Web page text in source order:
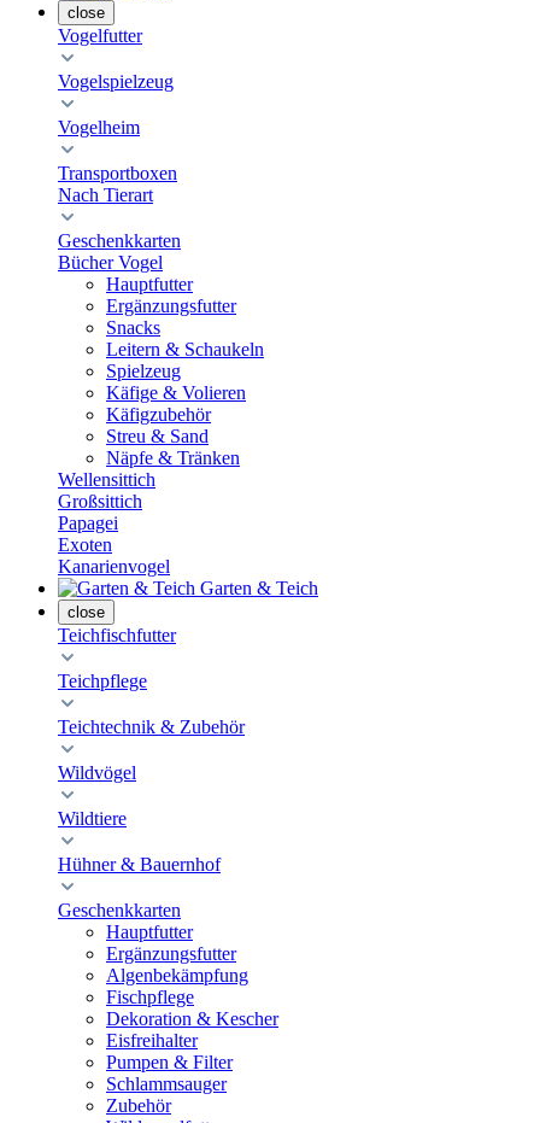
close
Vogelfutter
Vogelspielzeug
Vogelheim
Transportboxen
Nach Tierart
Geschenkkarten
Bücher Vogel
Hauptfutter
Ergänzungsfutter
Snacks
Leitern & Schaukeln
Spielzeug
Käfige & Volieren
Käfigzubehör
Streu & Sand
Näpfe & Tränken
Wellensittich
Großsittich
Papagei
Exoten
Kanarienvogel
Garten & Teich
close
Teichfischfutter
Teichpflege
Teichtechnik & Zubehör
Wildvögel
Wildtiere
Hühner & Bauernhof
Geschenkkarten
Hauptfutter
Ergänzungsfutter
Algenbekämpfung
Fischpflege
Dekoration & Kescher
Eisfreihalter
Pumpen & Filter
Schlammsauger
Zubehör